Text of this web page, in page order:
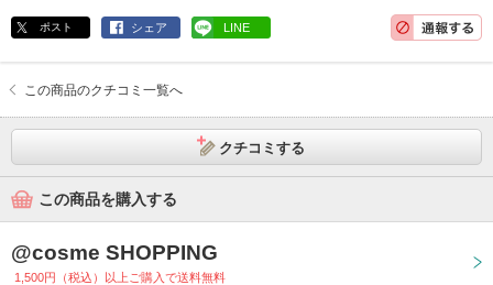
ポスト シェア LINE
この商品のクチコミ一覧へ
クチコミする
この商品を購入する
@cosme SHOPPING
1,500円（税込）以上ご購入で送料無料